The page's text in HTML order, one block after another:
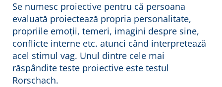
Se numesc proiective pentru că persoana
evaluată proiectează propria personalitate,
propriile emoții, temeri, imagini despre sine,
conflicte interne etc. atunci când interpretează
acel stimul vag. Unul dintre cele mai
răspândite teste proiective este testul
Rorschach.